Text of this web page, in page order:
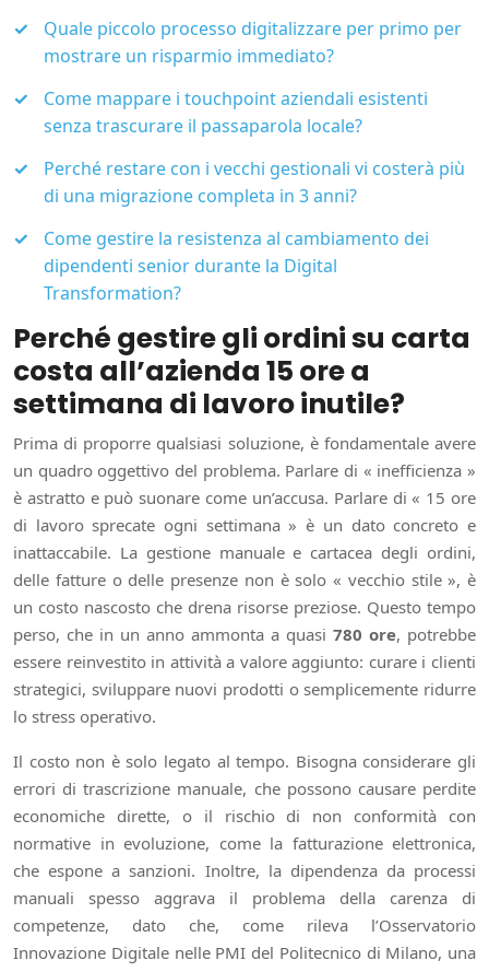
Quale piccolo processo digitalizzare per primo per
mostrare un risparmio immediato?
Come mappare i touchpoint aziendali esistenti
senza trascurare il passaparola locale?
Perché restare con i vecchi gestionali vi costerà più
di una migrazione completa in 3 anni?
Come gestire la resistenza al cambiamento dei
dipendenti senior durante la Digital
Transformation?
Perché gestire gli ordini su carta
costa all’azienda 15 ore a
settimana di lavoro inutile?
Prima di proporre qualsiasi soluzione, è fondamentale avere
un quadro oggettivo del problema. Parlare di « inefficienza »
è astratto e può suonare come un’accusa. Parlare di « 15 ore
di lavoro sprecate ogni settimana » è un dato concreto e
inattaccabile. La gestione manuale e cartacea degli ordini,
delle fatture o delle presenze non è solo « vecchio stile », è
un costo nascosto che drena risorse preziose. Questo tempo
perso, che in un anno ammonta a quasi 780 ore, potrebbe
essere reinvestito in attività a valore aggiunto: curare i clienti
strategici, sviluppare nuovi prodotti o semplicemente ridurre
lo stress operativo.
Il costo non è solo legato al tempo. Bisogna considerare gli
errori di trascrizione manuale, che possono causare perdite
economiche dirette, o il rischio di non conformità con
normative in evoluzione, come la fatturazione elettronica,
che espone a sanzioni. Inoltre, la dipendenza da processi
manuali spesso aggrava il problema della carenza di
competenze, dato che, come rileva l’Osservatorio
Innovazione Digitale nelle PMI del Politecnico di Milano, una